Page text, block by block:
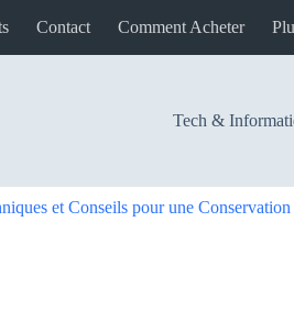
Contact Comment Acheter
Tech &
et Conseils pour une